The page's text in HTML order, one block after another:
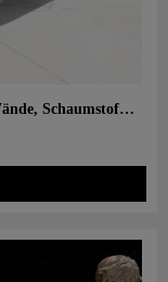
Design Sessel MW08 – Gegossene PMMA Wände, Schaumstoffsitz mit Wabenstruktur